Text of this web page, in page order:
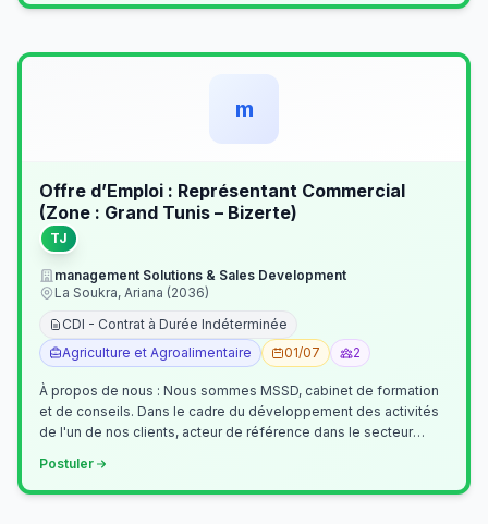
m
Offre d’Emploi : Représentant Commercial
(Zone : Grand Tunis – Bizerte)
TJ
management Solutions & Sales Development
La Soukra, Ariana (2036)
CDI - Contrat à Durée Indéterminée
Agriculture et Agroalimentaire
01/07 2
À propos de nous : Nous sommes MSSD, cabinet de formation
et de conseils. Dans le cadre du développement des activités
de l'un de nos clients, acteur de référence dans le secteur
Postuler